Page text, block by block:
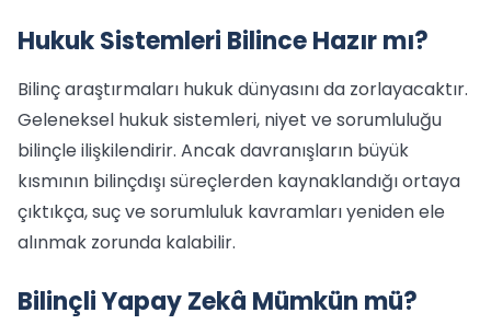
Hukuk Sistemleri Bilince Hazır mı?
Bilinç araştırmaları hukuk dünyasını da zorlayacaktır.
Geleneksel hukuk sistemleri, niyet ve sorumluluğu
bilinçle ilişkilendirir. Ancak davranışların büyük
kısmının bilinçdışı süreçlerden kaynaklandığı ortaya
çıktıkça, suç ve sorumluluk kavramları yeniden ele
alınmak zorunda kalabilir.
Bilinçli Yapay Zekâ Mümkün mü?